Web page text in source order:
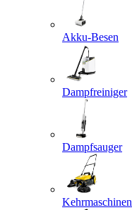
Akku-Besen
Dampfreiniger
Dampfsauger
Kehrmaschinen